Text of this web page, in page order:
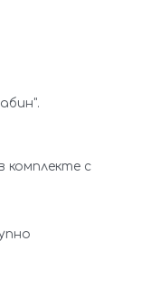
комплекте с